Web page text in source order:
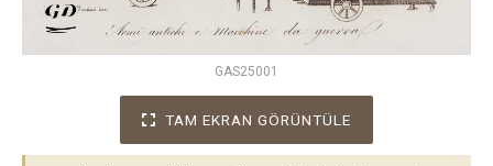
GAS25001
TAM EKRAN GÖRÜNTÜLE